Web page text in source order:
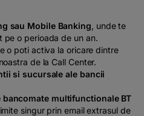
sau Mobile Banking , unde te
o perioada de un an.
o poti activa la oricare dintre
de la Call Center.
si sucursale ale bancii
multifunctionale BT
singur prin email extrasul de